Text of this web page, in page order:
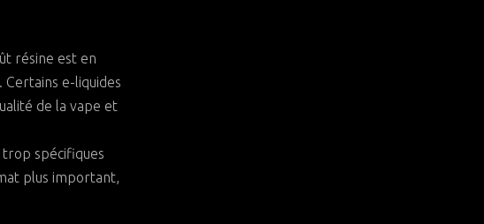
résine est en
e-liquides
de la vape et
spécifiques
plus important,